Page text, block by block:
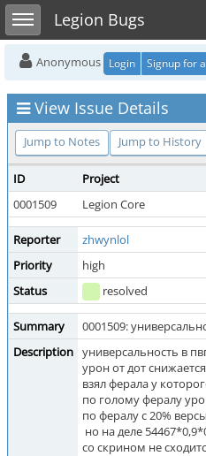
Toggle sidebarLegion Bugs
Anonymous Login Signup for
View Issue Details
Jump to Notes Jump to History
ID Project
0001509
Legion Core
Reporter zhwynlol
Priority
high
Status
resolved
Summary
0001509:
Description универсальность в
урон от дот
взял ферала у
по голому фералу
по фералу с 20%
но на деле
со скрином не